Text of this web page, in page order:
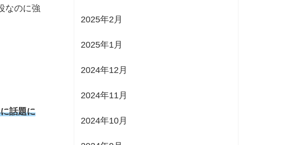
なのに強
話題に
2025年2月
2025年1月
2024年12月
2024年11月
2024年10月